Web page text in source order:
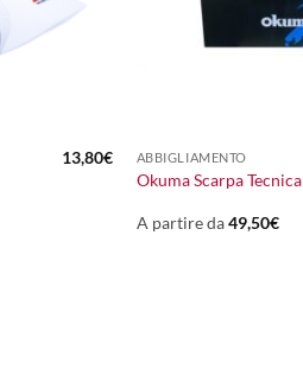
13,80€ ABBIGLIAMENTO
Okuma Scarpa Tecnica
A partire da49,50€